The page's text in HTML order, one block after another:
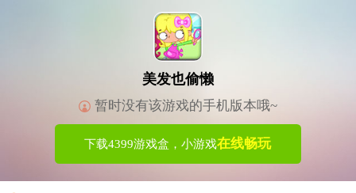
美发也偷懒
暂时没有该游戏的手机版本哦~
下载4399游戏盒，小游戏在线畅玩